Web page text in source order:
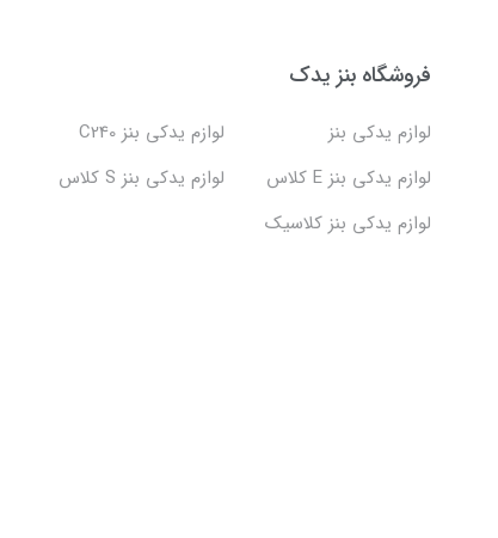
فروشگاه بنز یدک
لوازم یدکی بنز
لوازم یدکی بنز C240
لوازم یدکی بنز E کلاس
لوازم یدکی بنز S کلاس
لوازم یدکی بنز کلاسیک